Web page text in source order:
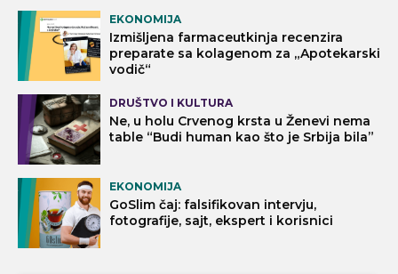
EKONOMIJA
Izmišljena farmaceutkinja recenzira
preparate sa kolagenom za „Apotekarski
vodič“
DRUŠTVO I KULTURA
Ne, u holu Crvenog krsta u Ženevi nema
table “Budi human kao što je Srbija bila”
EKONOMIJA
GoSlim čaj: falsifikovan intervju,
fotografije, sajt, ekspert i korisnici